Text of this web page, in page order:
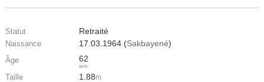
Statut Retraité
Naissance 17.03.1964 (Sakbayené)
Âge 62
ans
Taille 1.88m